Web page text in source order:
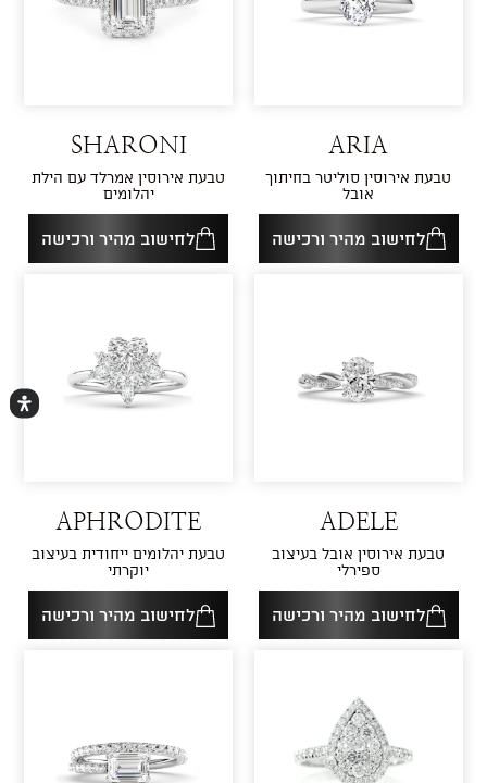
ARIA
טבעת אירוסין סוליטר בחיתוך
אובל
לחישוב מהיר ורכישה
SHARONI
טבעת אירוסין אמרלד עם הילת
יהלומים
לחישוב מהיר ורכישה
ADELE
טבעת אירוסין אובל בעיצוב
ספירלי
לחישוב מהיר ורכישה
APHRODITE
טבעת יהלומים ייחודית בעיצוב
יוקרתי
לחישוב מהיר ורכישה